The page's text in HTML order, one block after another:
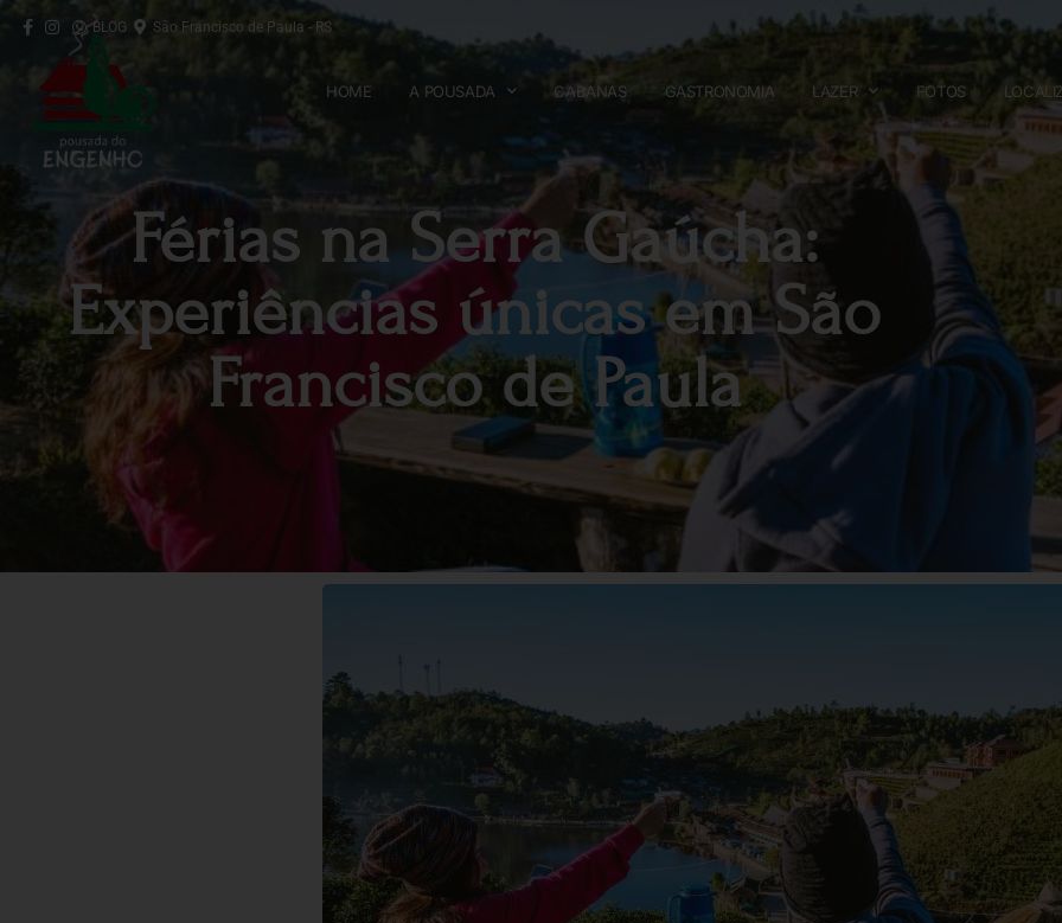
BLOG São Francisco de Paula - RS
HOME A POUSADA CABANAS GASTRONOMIA LAZER FOTOS
Férias na Serra Gaúcha:
Experiências únicas em São
Francisco de Paula